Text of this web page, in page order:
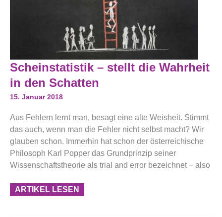
Scheinstatistik – stellt die Wahrheit
in den Schatten
15. Januar 2018
Aus Fehlern lernt man, besagt eine alte Weisheit. Stimmt
das auch, wenn man die Fehler nicht selbst macht? Wir
glauben schon. Immerhin hat schon der österreichische
Philosoph Karl Popper das Grundprinzip seiner
Wissenschaftstheorie als trial and error bezeichnet − also
Scheinstatistik
–
Stellt
Die
Wahrheit
Schatten
ARTIKEL LESEN